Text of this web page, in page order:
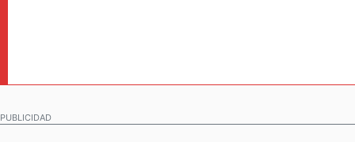
PUBLICIDAD